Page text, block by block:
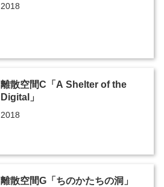
2018
離散空間C「A Shelter of the
Digital」
2018
離散空間G「ちのかたちの洞」